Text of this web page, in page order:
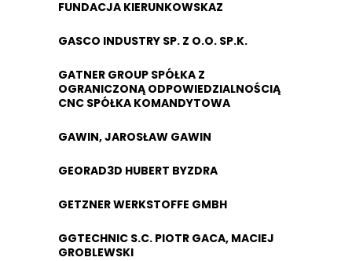
FUNDACJA KIERUNKOWSKAZ
GASCO INDUSTRY SP. Z O.O. SP.K.
GATNER GROUP SPÓŁKA Z
OGRANICZONĄ ODPOWIEDZIALNOŚCIĄ
CNC SPÓŁKA KOMANDYTOWA
GAWIN, JAROSŁAW GAWIN
GEORAD3D HUBERT BYZDRA
GETZNER WERKSTOFFE GMBH
GGTECHNIC S.C. PIOTR GACA, MACIEJ
GROBLEWSKI